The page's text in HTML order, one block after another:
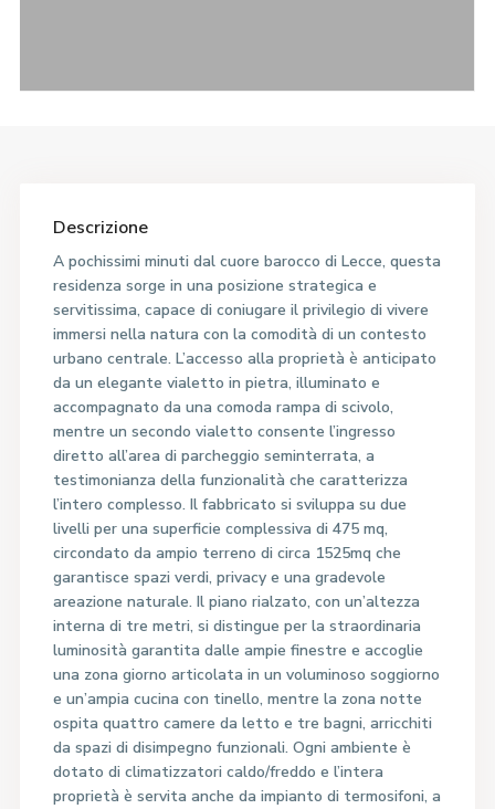
Descrizione
A pochissimi minuti dal cuore barocco di Lecce, questa
residenza sorge in una posizione strategica e
servitissima, capace di coniugare il privilegio di vivere
immersi nella natura con la comodità di un contesto
urbano centrale. L’accesso alla proprietà è anticipato
da un elegante vialetto in pietra, illuminato e
accompagnato da una comoda rampa di scivolo,
mentre un secondo vialetto consente l’ingresso
diretto all’area di parcheggio seminterrata, a
testimonianza della funzionalità che caratterizza
l’intero complesso. Il fabbricato si sviluppa su due
livelli per una superficie complessiva di 475 mq,
circondato da ampio terreno di circa 1525mq che
garantisce spazi verdi, privacy e una gradevole
areazione naturale. Il piano rialzato, con un’altezza
interna di tre metri, si distingue per la straordinaria
luminosità garantita dalle ampie finestre e accoglie
una zona giorno articolata in un voluminoso soggiorno
e un’ampia cucina con tinello, mentre la zona notte
ospita quattro camere da letto e tre bagni, arricchiti
da spazi di disimpegno funzionali. Ogni ambiente è
dotato di climatizzatori caldo/freddo e l’intera
proprietà è servita anche da impianto di termosifoni, a